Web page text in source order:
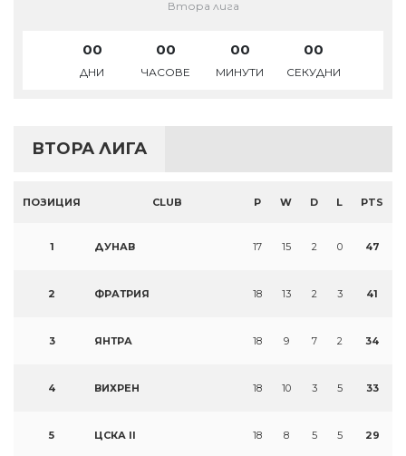
Втора лига
00
ДНИ
00
ЧАСОВЕ
00
МИНУТИ
00
СЕКУДНИ
ВТОРА ЛИГА
ПОЗИЦИЯ CLUB P W D L PTS
1 ДУНАВ 17 15 2 0 47
2 ФРАТРИЯ 18 13 2 3 41
3 ЯНТРА 18 9 7 2 34
4 ВИХРЕН 18 10 3 5 33
5 ЦСКА II 18 8 5 5 29